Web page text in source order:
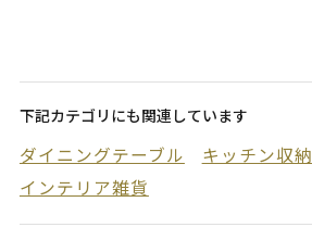
下記カテゴリにも関連しています
ダイニングテーブル
キッチン収納
インテリア雑貨